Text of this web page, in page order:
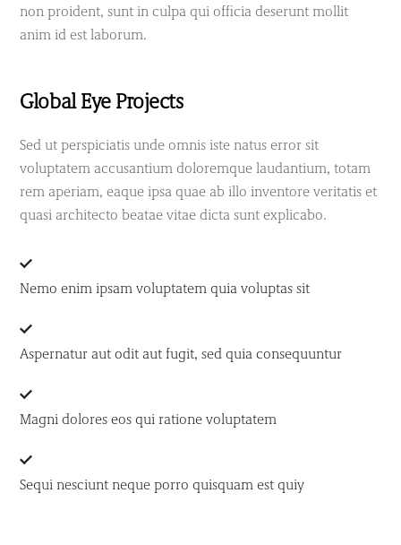
non proident, sunt in culpa qui officia deserunt mollit
anim id est laborum.
Global Eye Projects
Sed ut perspiciatis unde omnis iste natus error sit
voluptatem accusantium doloremque laudantium, totam
rem aperiam, eaque ipsa quae ab illo inventore veritatis et
quasi architecto beatae vitae dicta sunt explicabo.
Nemo enim ipsam voluptatem quia voluptas sit
Aspernatur aut odit aut fugit, sed quia consequuntur
Magni dolores eos qui ratione voluptatem
Sequi nesciunt neque porro quisquam est quiy